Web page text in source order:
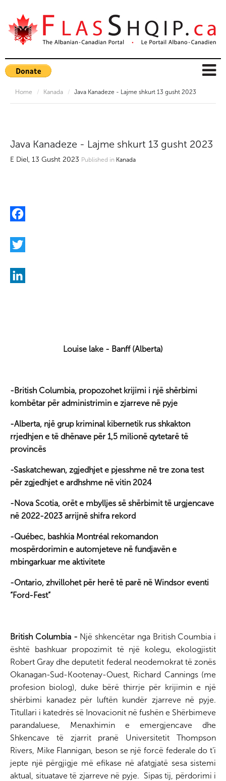
Home / Kanada / Java Kanadeze - Lajme shkurt 13 gusht 2023
Java Kanadeze - Lajme shkurt 13 gusht 2023
E Diel, 13 Gusht 2023 Published in Kanada
a
ew
Louise lake - Banff (Alberta)
-British Columbia, propozohet krijimi i një shërbimi
kombëtar për administrimin e zjarreve në pyje
-Alberta, një grup kriminal kibernetik rus shkakton
rrjedhjen e të dhënave për 1,5 milionë qytetarë të
provincës
-Saskatchewan, zgjedhjet e pjesshme në tre zona test
për zgjedhjet e ardhshme në vitin 2024
-Nova Scotia, orët e mbylljes së shërbimit të urgjencave
në 2022-2023 arrijnë shifra rekord
-Québec, bashkia Montréal rekomandon
mospërdorimin e automjeteve në fundjavën e
mbingarkuar me aktivitete
-Ontario, zhvillohet për herë të parë në Windsor eventi
“Ford-Fest”
British Columbia - Një shkencëtar nga British Coumbia i
është bashkuar propozimit të një kolegu, ekologjistit
Robert Gray dhe deputetit federal neodemokrat të zonës
Okanagan-Sud-Kootenay-Ouest, Richard Cannings (me
profesion biolog), duke bërë thirrje për krijimin e një
shërbimi kanadez për luftën kundër zjarreve në pyje.
Titullari i katedrës së Inovacionit në fushën e Shërbimeve
parandaluese, Menaxhimin e emergjencave dhe
Shkencave të zjarrit pranë Universitetit Thompson
Rivers, Mike Flannigan, beson se një forcë federale do t’i
jepte një përgjigje më efikase në afatgjatë sesa sistemi
aktual, situatave të zjarreve në pyje. Sipas tij, përdorimi i